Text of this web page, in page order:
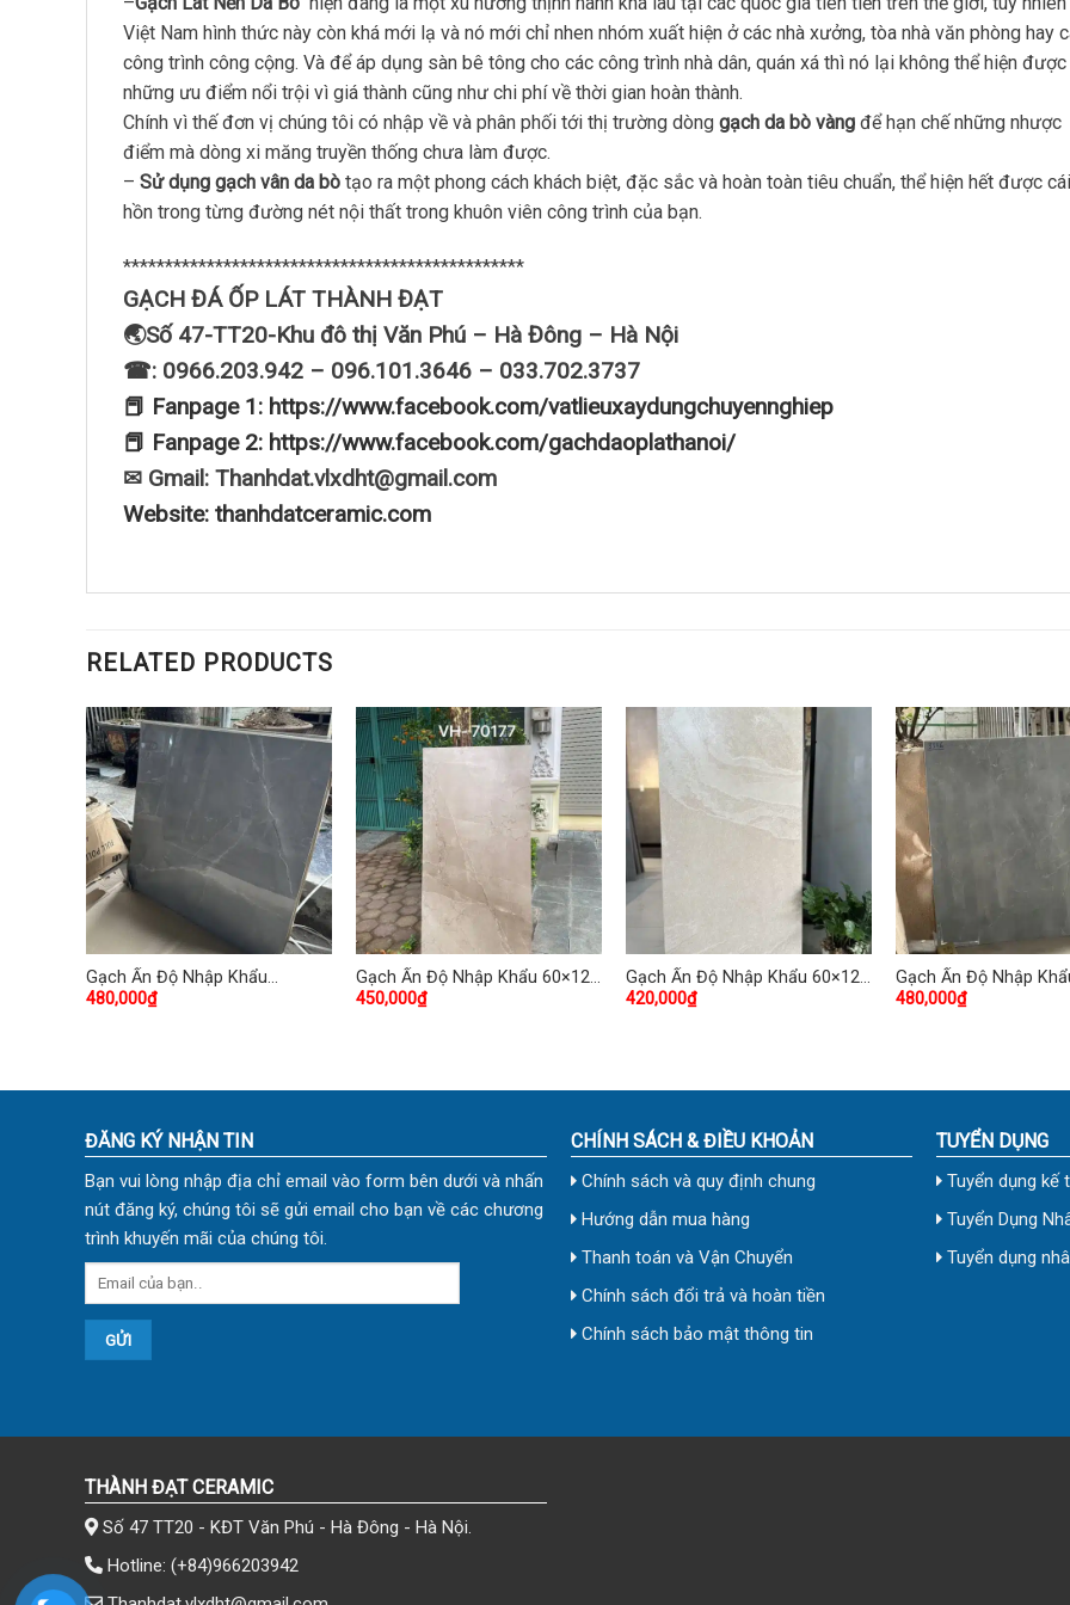
Việt Nam hình thức này còn khá mới lạ và nó mới chỉ nhen nhóm xuất hiện ở các nhà xưởng, tòa nhà văn phòng hay
công trình công cộng. Và để áp dụng sàn bê tông cho các công trình nhà dân, quán xá thì nó lại không thể hiện được
những ưu điểm nổi trội vì giá thành cũng như chi phí về thời gian hoàn thành.
Chính vì thế đơn vị chúng tôi có nhập về và phân phối tới thị trường dòng gạch da bò vàng để hạn chế những nhược
điểm mà dòng xi măng truyền thống chưa làm được.
– Sử dụng gạch vân da bò tạo ra một phong cách khách biệt, đặc sắc và hoàn toàn tiêu chuẩn, thể hiện hết được cái
hồn trong từng đường nét nội thất trong khuôn viên công trình của bạn.
************************************************
GẠCH ĐÁ ỐP LÁT THÀNH ĐẠT
🌏Số 47-TT20-Khu đô thị Văn Phú – Hà Đông – Hà Nội
☎: 0966.203.942 – 096.101.3646 – 033.702.3737
📕 Fanpage 1: https://www.facebook.com/vatlieuxaydungchuyennghiep
📕 Fanpage 2: https://www.facebook.com/gachdaoplathanoi/
✉ Gmail: Thanhdat.vlxdht@gmail.com
Website: thanhdatceramic.com
RELATED PRODUCTS
Gạch Ấn Độ Nhập Khẩu
100×100 (cm) TDVH-02
480,000₫
Gạch Ấn Độ Nhập Khẩu 60×120
(cm) TDVH-05
450,000₫
Gạch Ấn Độ Nhập Khẩu 60×120
(cm) TDHP-05
420,000₫
Gạch Ấn Độ Nhập
100×100 (cm) TDVH-
480,000₫
ĐĂNG KÝ NHẬN TIN
Bạn vui lòng nhập địa chỉ email vào form bên dưới và nhấn
nút đăng ký, chúng tôi sẽ gửi email cho bạn về các chương
trình khuyến mãi của chúng tôi.
CHÍNH SÁCH & ĐIỀU KHOẢN
Chính sách và quy định chung
Hướng dẫn mua hàng
Thanh toán và Vận Chuyển
Chính sách đổi trả và hoàn tiền
Chính sách bảo mật thông tin
TUYỂN DỤNG
Tuyển dụng kế
Tuyển Dụng
Tuyển dụng
THÀNH ĐẠT CERAMIC
Số 47 TT20 - KĐT Văn Phú - Hà Đông - Hà Nội.
Hotline: (+84)966203942